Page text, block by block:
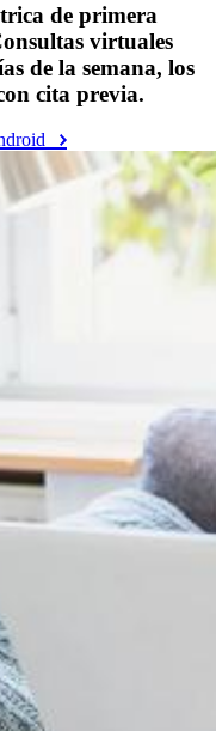
de primera
virtuales
de la semana, los
cita previa.